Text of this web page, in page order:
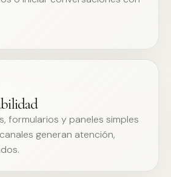
formularios y paneles simples
generan atención,